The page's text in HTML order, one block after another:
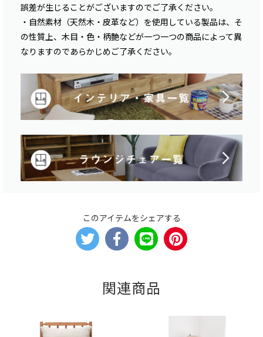
誤差が生じることがございますのでご了承ください。
・自然素材（天然木・皮革など）を使用している製品は、そ
の性質上、木目・色・柄艶などが一つ一つの商品によって異
なりますのであらかじめご了承ください。
このアイテムをシェアする
関連商品